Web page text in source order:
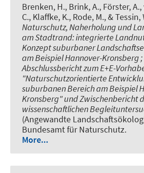
Brenken, H., Brink, A., Förster,
C., Klaffke, K., Rode, M., & Tessin,
Naturschutz, Naherholung und
am Stadtrand: integrierte
Konzept suburbaner
am Beispiel Hannover-Kronsberg ;
Abschlussbericht zum E+E-
"Naturschutzorientierte
suburbanen Bereich am Beispiel
Kronsberg" und Zwischenbericht
wissenschaftlichen
(Angewandte
Bundesamt für Naturschutz.
More...